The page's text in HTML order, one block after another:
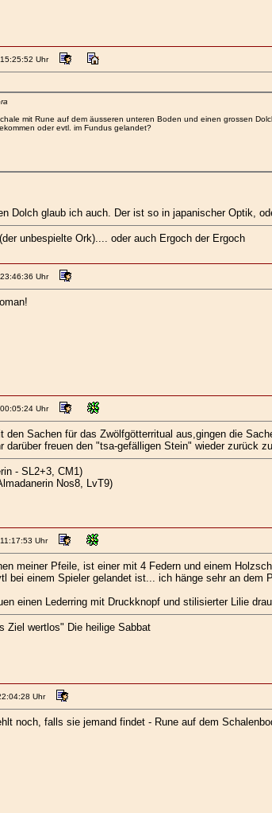
Uhr
mit Rune auf dem äusseren unteren Boden und einen grossen
oder evtl. im Fundus gelandet?
Dolch glaub ich auch. Der ist so in japanischer Optik,
unbespielte Ork).... oder auch Ergoch der Ergoch
Uhr
Uhr
den Sachen für das Zwölfgötterritual aus,gingen die
darüber freuen den "tsa-gefälligen Stein" wieder zurück
- SL2+3, CM1)
Nos8, LvT9)
Uhr
meiner Pfeile, ist einer mit 4 Federn und einem
bei einem Spieler gelandet ist... ich hänge sehr an dem
einen Lederring mit Druckknopf und stilisierter Lilie
Ziel wertlos" Die heilige Sabbat
Uhr
noch, falls sie jemand findet - Rune auf dem